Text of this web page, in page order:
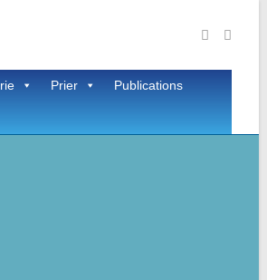
Prier Publications